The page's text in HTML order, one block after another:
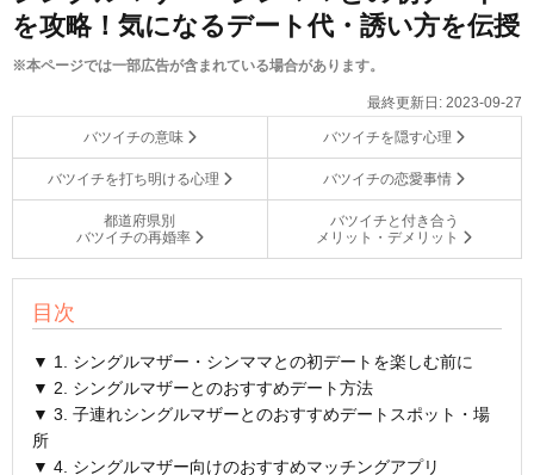
を攻略！気になるデート代・誘い方を伝授
※本ページでは一部広告が含まれている場合があります。
最終更新日: 2023-09-27
バツイチの意味 バツイチを隠す心理
バツイチを打ち明ける心理 バツイチの恋愛事情
都道府県別
バツイチの再婚率
バツイチと付き合う
メリット・デメリット
目次
▼ 1. シングルマザー・シンママとの初デートを楽しむ前に
▼ 2. シングルマザーとのおすすめデート方法
▼ 3. 子連れシングルマザーとのおすすめデートスポット・場
所
▼ 4. シングルマザー向けのおすすめマッチングアプリ